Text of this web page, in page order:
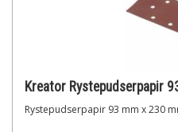
Kreator Rystepudserpapir
Rystepudserpapir 93 mm x 230